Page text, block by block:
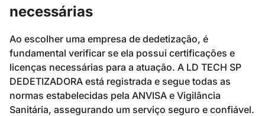
necessárias
Ao escolher uma empresa de dedetização, é
fundamental verificar se ela possui certificações e
licenças necessárias para a atuação. A LD TECH SP
DEDETIZADORA está registrada e segue todas as
normas estabelecidas pela ANVISA e Vigilância
Sanitária, assegurando um serviço seguro e confiável.